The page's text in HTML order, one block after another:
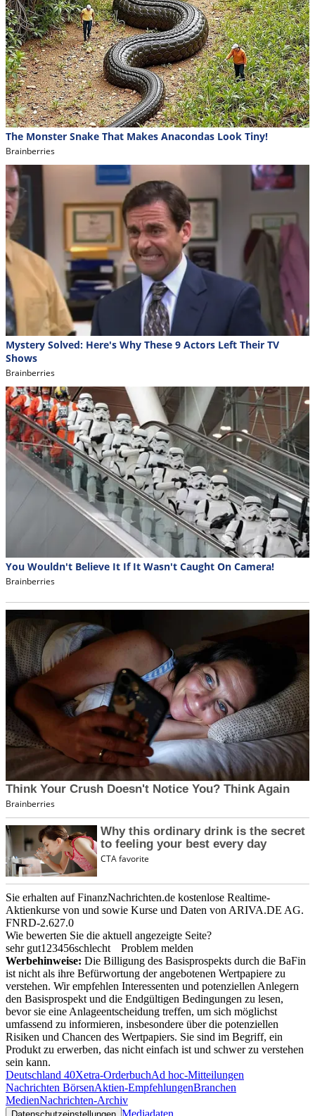
Sie erhalten auf FinanzNachrichten.de kostenlose Realtime-
Aktienkurse von und sowie Kurse und Daten von ARIVA.DE AG.
FNRD-2.627.0
Wie bewerten Sie die aktuell angezeigte Seite?
sehr gut1 23456schlecht
Problem melden
Werbehinweise: Die Billigung des Basisprospekts durch die BaFin
ist nicht als ihre Befürwortung der angebotenen Wertpapiere zu
verstehen. Wir empfehlen Interessenten und potenziellen Anlegern
den Basisprospekt und die Endgültigen Bedingungen zu lesen,
bevor sie eine Anlageentscheidung treffen, um sich möglichst
umfassend zu informieren, insbesondere über die potenziellen
Risiken und Chancen des Wertpapiers. Sie sind im Begriff, ein
Produkt zu erwerben, das nicht einfach ist und schwer zu verstehen
sein kann.
Deutschland 40Xetra-OrderbuchAd hoc-Mitteilungen
Nachrichten BörsenAktien-EmpfehlungenBranchen
MedienNachrichten-Archiv